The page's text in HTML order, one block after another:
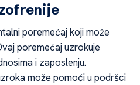
poremećaj koji može
poremećaj uzrokuje
i zaposlenju.
može pomoći u podršci